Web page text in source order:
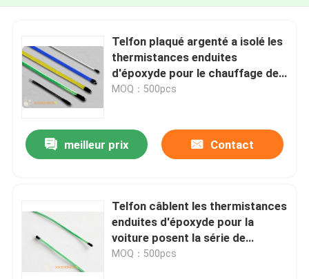
Telfon plaqué argenté a isolé les
thermistances enduites
d'époxyde pour le chauffage de
volant de rétroviseur et de
MOQ：500pcs
meilleur prix Contact
Telfon câblent les thermistances
enduites d'époxyde pour la
voiture posent la série de
chauffage du chauffage MF5A-5
MOQ：500pcs